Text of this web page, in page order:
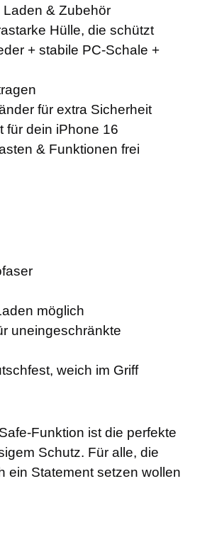
& Zubehör
Hülle, die schützt
+ stabile PC-Schale +
für extra Sicherheit
für dein iPhone 16
& Funktionen frei
möglich
uneingeschränkte
weich im Griff
Funktion ist die perfekte
Schutz. Für alle, die
ein Statement setzen wollen